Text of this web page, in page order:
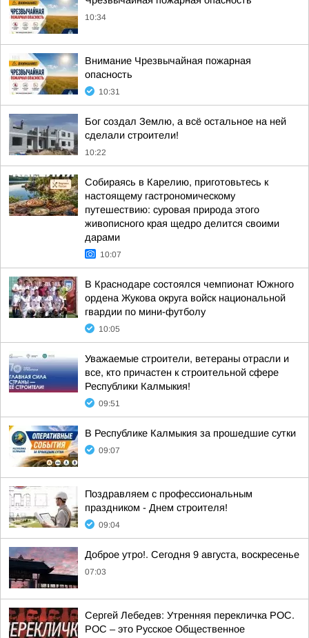
10:34
Внимание Чрезвычайная пожарная
опасность
10:31
Бог создал Землю, а всё остальное на ней
сделали строители!
10:22
Собираясь в Карелию, приготовьтесь к
настоящему гастрономическому
путешествию: суровая природа этого
живописного края щедро делится своими
дарами
10:07
В Краснодаре состоялся чемпионат Южного
ордена Жукова округа войск национальной
гвардии по мини-футболу
10:05
Уважаемые строители, ветераны отрасли и
все, кто причастен к строительной сфере
Республики Калмыкия!
09:51
В Республике Калмыкия за прошедшие сутки
09:07
Поздравляем с профессиональным
праздником - Днем строителя!
09:04
Доброе утро!. Сегодня 9 августа, воскресенье
07:03
Сергей Лебедев: Утренняя перекличка РОС.
РОС – это Русское Общественное